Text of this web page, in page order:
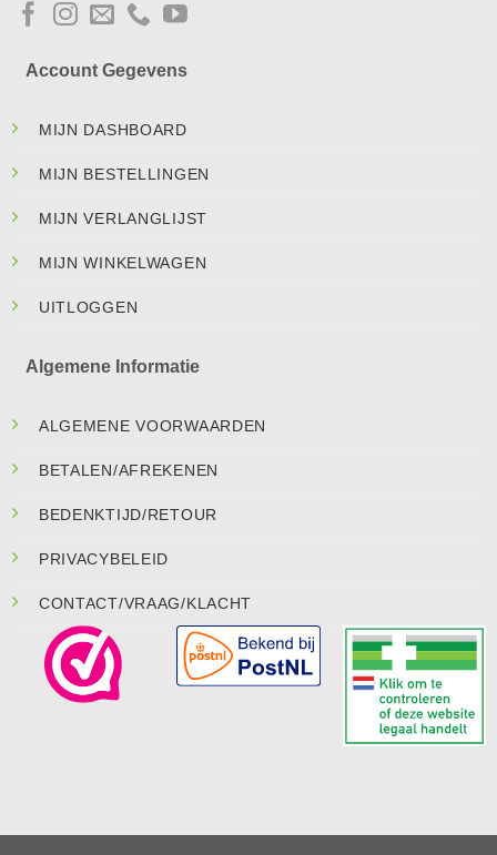
Account Gegevens
MIJN DASHBOARD
MIJN BESTELLINGEN
MIJN VERLANGLIJST
MIJN WINKELWAGEN
UITLOGGEN
Algemene Informatie
ALGEMENE VOORWAARDEN
BETALEN/AFREKENEN
BEDENKTIJD/RETOUR
PRIVACYBELEID
CONTACT/VRAAG/KLACHT